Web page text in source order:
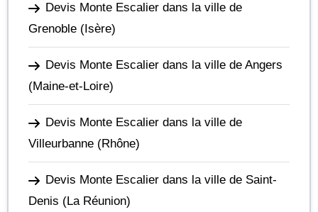
Devis Monte Escalier dans la ville de
Grenoble (Isère)
Devis Monte Escalier dans la ville de Angers
(Maine-et-Loire)
Devis Monte Escalier dans la ville de
Villeurbanne (Rhône)
Devis Monte Escalier dans la ville de Saint-
Denis (La Réunion)